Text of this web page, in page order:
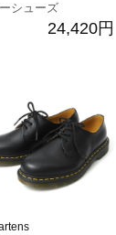
シューズ
24,420円